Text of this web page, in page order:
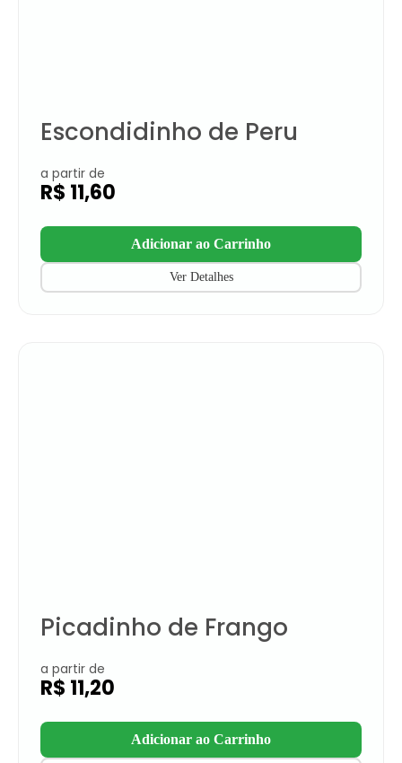
Escondidinho de Peru
a partir de
R$ 11,60
Adicionar ao Carrinho
Ver Detalhes
Picadinho de Frango
a partir de
R$ 11,20
Adicionar ao Carrinho